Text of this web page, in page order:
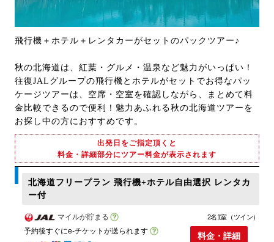
飛行機＋ホテル＋レンタカーがセットのパックツアー♪
秋の北海道は、紅葉・グルメ・温泉など魅力がいっぱい！
往復JALグループの飛行機とホテルがセットでお得なパッ
ケージツアーは、空席・空室を確認しながら、まとめて料
金比較できるので便利！魅力あふれる秋の北海道ツアーを
お探し中の方におすすめです。
出発日をご指定頂くと
料金・詳細部分にツアー料金が表示されます
北海道フリープラン 飛行機+ホテル自由選択 レンタカ
ー付
マイルが貯まる
予約後すぐにe-チケットが送られます
2名1室（ツイン）
料金・詳細